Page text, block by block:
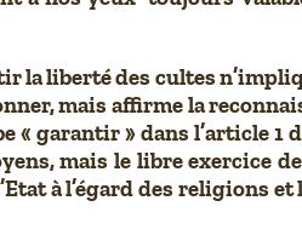
la liberté des cultes
mais affirme la
garantir » dans l’article 1
mais le libre exercice
à l’égard des religions et